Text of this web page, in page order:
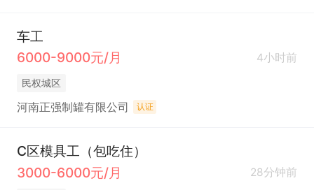
车工
6000-9000元/月
4小时前
民权城区
河南正强制罐有限公司 认证
C区模具工（包吃住）
3000-6000元/月
28分钟前